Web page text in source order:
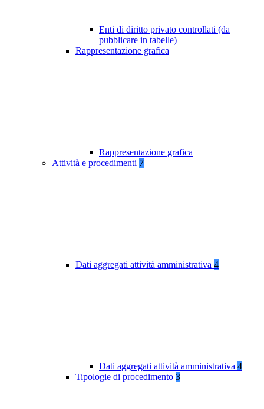
Enti di diritto privato controllati (da
pubblicare in tabelle)
Rappresentazione grafica
Rappresentazione grafica
Attività e procedimenti 7
Dati aggregati attività amministrativa 4
Dati aggregati attività amministrativa 4
Tipologie di procedimento 3